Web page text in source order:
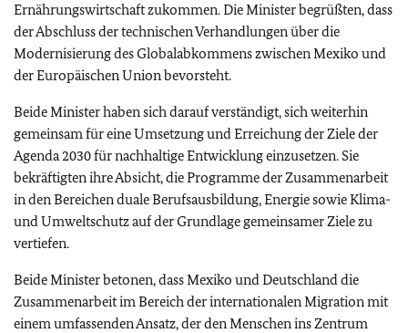
Ernährungswirtschaft zukommen. Die Minister begrüßten, dass
der Abschluss der technischen Verhandlungen über die
Modernisierung des Globalabkommens zwischen Mexiko und
der Europäischen Union bevorsteht.
Beide Minister haben sich darauf verständigt, sich weiterhin
gemeinsam für eine Umsetzung und Erreichung der Ziele der
Agenda 2030 für nachhaltige Entwicklung einzusetzen. Sie
bekräftigten ihre Absicht, die Programme der Zusammenarbeit
in den Bereichen duale Berufsausbildung, Energie sowie Klima-
und Umweltschutz auf der Grundlage gemeinsamer Ziele zu
vertiefen.
Beide Minister betonen, dass Mexiko und Deutschland die
Zusammenarbeit im Bereich der internationalen Migration mit
einem umfassenden Ansatz, der den Menschen ins Zentrum